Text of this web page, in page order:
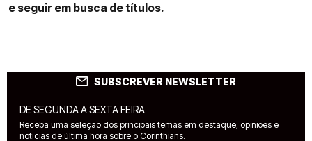
e seguir em busca de títulos.
SUBSCREVER NEWSLETTER
DE SEGUNDA A SEXTA FEIRA
Receba uma seleção dos principais temas em destaque, opiniões e
notícias de última hora sobre o Corinthians.